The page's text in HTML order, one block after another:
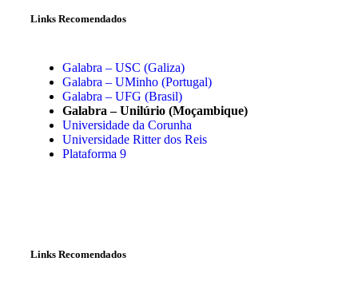
Links Recomendados
Galabra – USC (Galiza)
Galabra – UMinho (Portugal)
Galabra – UFG (Brasil)
Galabra – Unilúrio (Moçambique)
Universidade da Corunha
Universidade Ritter dos Reis
Plataforma 9
Links Recomendados